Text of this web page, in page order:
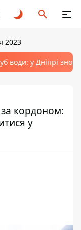
2023
води: у Дніпрі
кордоном:
у